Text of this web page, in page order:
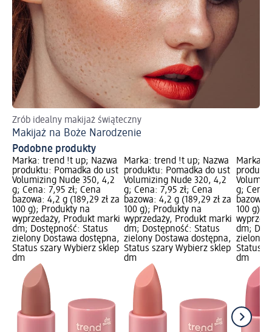
Zrób idealny makijaż świąteczny
Makijaż na Boże Narodzenie
Podobne produkty
Marka: trend !t up; Nazwa
produktu: Pomadka do ust
Volumizing Nude 350, 4,2
g; Cena: 7,95 zł; Cena
bazowa: 4,2 g (189,29 zł za
100 g); Produkty na
wyprzedaży, Produkt marki
dm; Dostępność: Status
zielony Dostawa dostępna,
Status szary Wybierz sklep
dm
Marka: trend !t up; Nazwa
produktu: Pomadka do ust
Volumizing Nude 320, 4,2
g; Cena: 7,95 zł; Cena
bazowa: 4,2 g (189,29 zł za
100 g); Produkty na
wyprzedaży, Produkt marki
dm; Dostępność: Status
zielony Dostawa dostępna,
Status szary Wybierz sklep
dm
Marka:
g; Cena:
bazowa:
100 g);
dm;
zielony
Status
dm